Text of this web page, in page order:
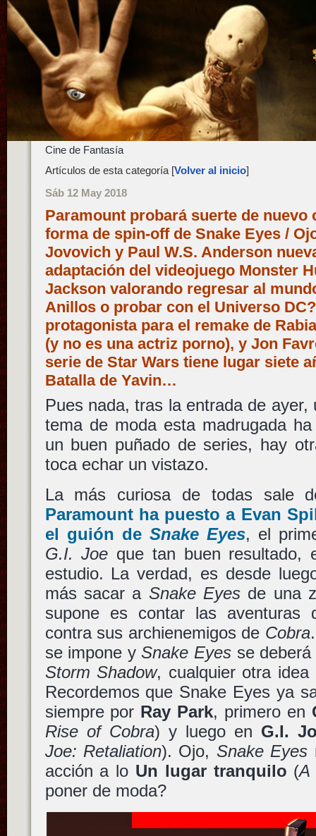
Cine de Fantasía
Artículos de esta categoría [Volver al inicio]
Sáb 12 May 2018
Paramount probará suerte de nuevo
forma de spin-off de Snake Eyes /
Jovovich y Paul W.S. Anderson
adaptación del videojuego Monster
Jackson valorando regresar al
Anillos o probar con el Universo
protagonista para el remake de
(y no es una actriz porno), y Jon
serie de Star Wars tiene lugar siete
Batalla de Yavin…
Pues nada, tras la entrada de ayer,
tema de moda esta madrugada
un buen puñado de series, hay
toca echar un vistazo.
La más curiosa de todas sale
Paramountha puesto a Evan
el guión de Snake Eyes, el
G.I. Joe que tan buen resultado,
estudio. La verdad, es desde
más sacar a Snake Eyes de una
supone es contar las
contra sus archienemigos de Cobra
se impone ySnake Eyesse deberá
Storm Shadow, cualquier otra
Recordemos que Snake Eyes ya
siempre por Ray Park, primero en
Rise of Cobra) y luego en G.I.
Joe: Retaliation). Ojo, Snake Eyes
acción a lo Un lugar tranquilo (A
poner de moda?